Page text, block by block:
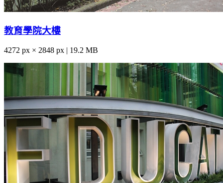
教育學院大樓
4272 px × 2848 px | 19.2 MB